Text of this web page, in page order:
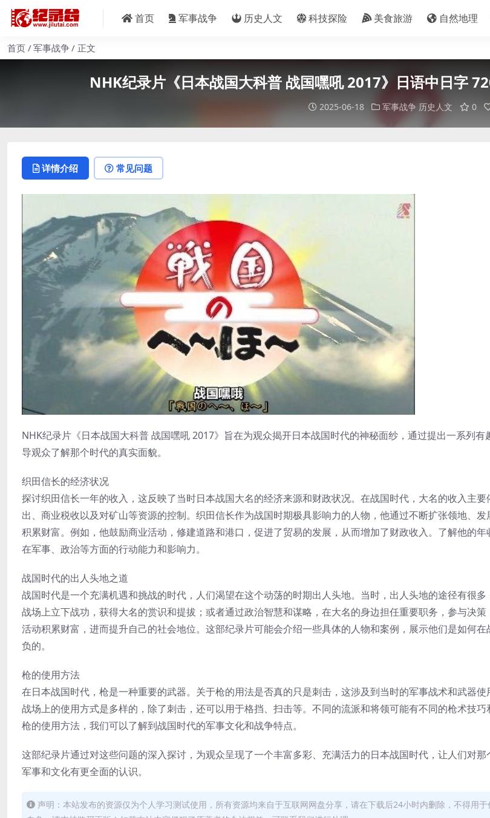
首页 军事战争 历史人文 科技探险 美食旅游 自然地理
首页 军事战争 正文
NHK纪录片《日本战国大科普 战国嘿吼 2017》日语中日字
2025-06-18 军事战争 历史人文 0
详情介绍 常见问题
NHK纪录片《日本战国大科普 战国嘿吼 2017》旨在为观众揭开日本战国时代的神秘面纱，通过提出一系列有
导观众了解那个时代的真实面貌。
织田信长的经济状况
探讨织田信长一年的收入，这反映了当时日本战国大名的经济来源和财政状况。在战国时代，大名的收入主
出、商业税收以及对矿山等资源的控制。织田信长作为战国时期极具影响力的人物，他通过不断扩张领地、
积累财富。例如，他鼓励商业活动，修建道路和港口，促进了贸易的发展，从而增加了财政收入。了解他的
在军事、政治等方面的行动能力和影响力。
战国时代的出人头地之道
战国时代是一个充满机遇和挑战的时代，人们渴望在这个动荡的时期出人头地。当时，出人头地的途径有很
战场上立下战功，获得大名的赏识和提拔；或者通过政治智慧和谋略，在大名的身边担任重要职务，参与决
活动积累财富，进而提升自己的社会地位。这部纪录片可能会介绍一些具体的人物和案例，展示他们是如何
负的。
枪的使用方法
在日本战国时代，枪是一种重要的武器。关于枪的用法是否真的只是刺击，这涉及到当时的军事战术和武器
战场上的使用方式是多样的，除了刺击，还可以用于格挡、扫击等。不同的流派和将领可能有不同的枪术技
枪的使用方法，我们可以了解到战国时代的军事文化和战争特点。
这部纪录片通过对这些问题的深入探讨，为观众呈现了一个丰富多彩、充满活力的日本战国时代，让人们对那
军事和文化有更全面的认识。
声明：本站发布的资源仅为个人学习测试使用，所有资源均来自于互联网网盘分享，请在下载后24小时内删除，不得用